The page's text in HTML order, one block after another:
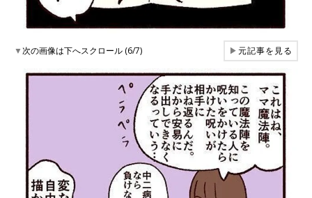
▼次の画像は下へスクロール (6/7) ▶元記事を見る